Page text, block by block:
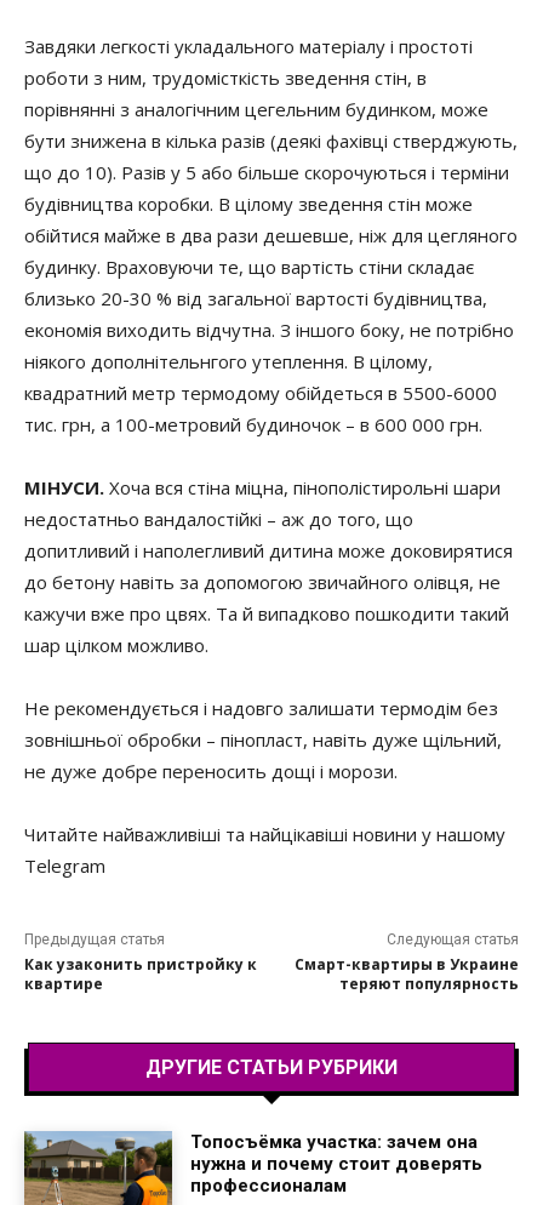
Завдяки легкості укладального матеріалу і простоті
роботи з ним, трудомісткість зведення стін, в
порівнянні з аналогічним цегельним будинком, може
бути знижена в кілька разів (деякі фахівці стверджують,
що до 10). Разів у 5 або більше скорочуються і терміни
будівництва коробки. В цілому зведення стін може
обійтися майже в два рази дешевше, ніж для цегляного
будинку. Враховуючи те, що вартість стіни складає
близько 20-30 % від загальної вартості будівництва,
економія виходить відчутна. З іншого боку, не потрібно
ніякого дополнітельнгого утеплення. В цілому,
квадратний метр термодому обійдеться в 5500-6000
тис. грн, а 100-метровий будиночок – в 600 000 грн.
МІНУСИ. Хоча вся стіна міцна, пінополістирольні шари
недостатньо вандалостійкі – аж до того, що
допитливий і наполегливий дитина може доковирятися
до бетону навіть за допомогою звичайного олівця, не
кажучи вже про цвях. Та й випадково пошкодити такий
шар цілком можливо.
Не рекомендується і надовго залишати термодім без
зовнішньої обробки – пінопласт, навіть дуже щільний,
не дуже добре переносить дощі і морози.
Читайте найважливіші та найцікавіші новини у нашому
Telegram
Предыдущая статья
Как узаконить пристройку к
квартире
Следующая статья
Смарт-квартиры в Украине
теряют популярность
ДРУГИЕ СТАТЬИ РУБРИКИ
Топосъёмка участка: зачем она
нужна и почему стоит доверять
профессионалам